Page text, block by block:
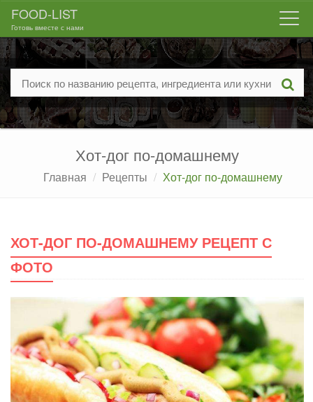
FOOD-LIST
Готовь вместе с нами
Хот-дог по-домашнему
Главная Рецепты Хот-дог по-домашнему
ХОТ-ДОГ ПО-ДОМАШНЕМУ РЕЦЕПТ С
ФОТО